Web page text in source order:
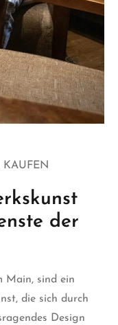
KAUFEN
der
Main, sind ein
die sich durch
Design